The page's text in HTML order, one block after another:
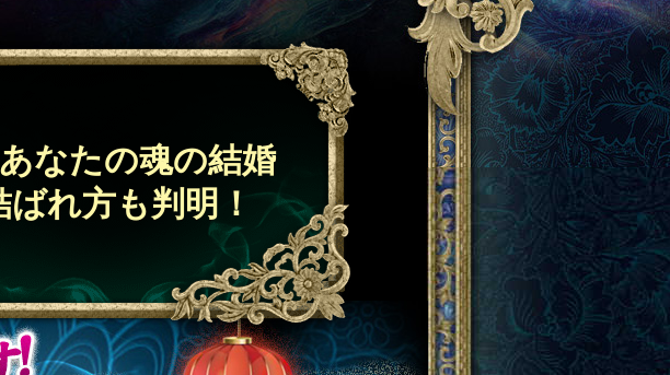
なたの魂の結婚
ばれ方も判明！